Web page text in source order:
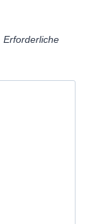
Erforderliche